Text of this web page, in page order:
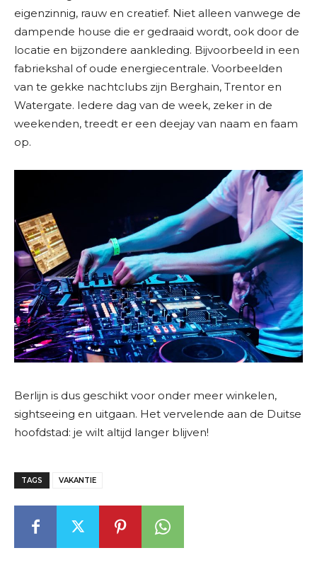
eigenzinnig, rauw en creatief. Niet alleen vanwege de
dampende house die er gedraaid wordt, ook door de
locatie en bijzondere aankleding. Bijvoorbeeld in een
fabriekshal of oude energiecentrale. Voorbeelden
van te gekke nachtclubs zijn Berghain, Trentor en
Watergate. Iedere dag van de week, zeker in de
weekenden, treedt er een deejay van naam en faam
op.
Berlijn is dus geschikt voor onder meer winkelen,
sightseeing en uitgaan. Het vervelende aan de Duitse
hoofdstad: je wilt altijd langer blijven!
TAGS VAKANTIE